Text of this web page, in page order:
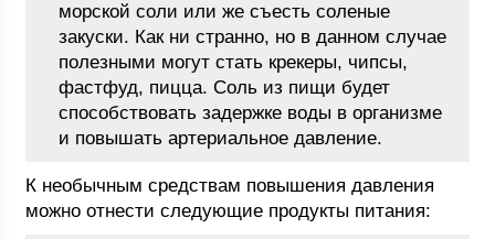
морской соли или же съесть соленые
закуски. Как ни странно, но в данном случае
полезными могут стать крекеры, чипсы,
фастфуд, пицца. Соль из пищи будет
способствовать задержке воды в организме
и повышать артериальное давление.
К необычным средствам повышения давления
можно отнести следующие продукты питания: